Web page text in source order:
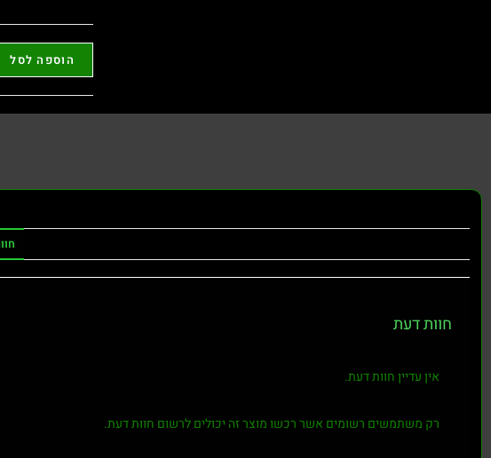
הוספה לסל
חוות דעת
אין עדיין חוות דעת.
רק משתמשים רשומים אשר רכשו מוצר זה יכולים לרשום חוות דעת.